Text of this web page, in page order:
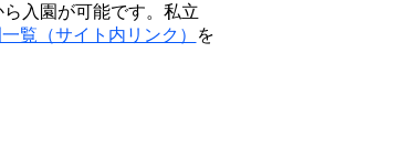
入園が可能です。私立
覧（サイト内リンク）
を